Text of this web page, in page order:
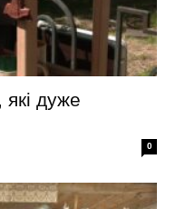
дуже
0